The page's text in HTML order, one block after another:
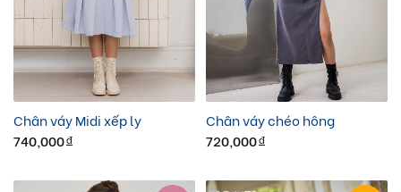
Chân váy Midi xếp ly
740,000đ
Chân váy chéo hông
720,000đ